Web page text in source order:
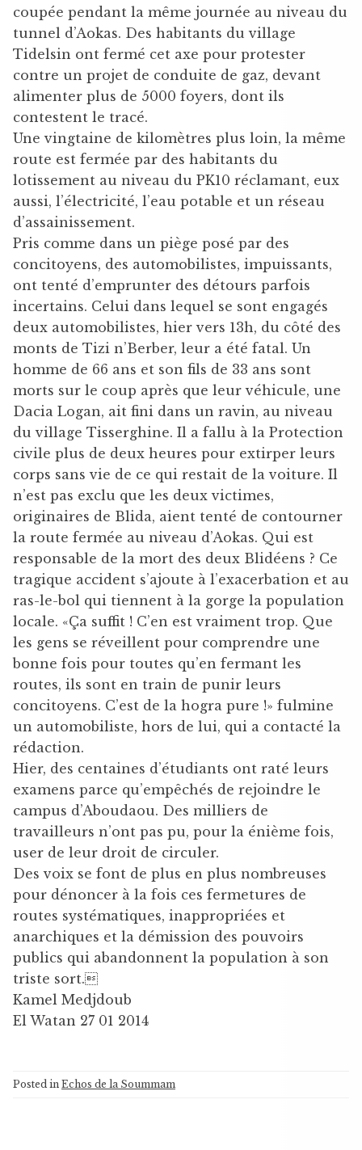
coupée pendant la même journée au niveau du
tunnel d’Aokas. Des habitants du village
Tidelsin ont fermé cet axe pour protester
contre un projet de conduite de gaz, devant
alimenter plus de 5000 foyers, dont ils
contestent le tracé.
Une vingtaine de kilomètres plus loin, la même
route est fermée par des habitants du
lotissement au niveau du PK10 réclamant, eux
aussi, l’électricité, l’eau potable et un réseau
d’assainissement.
Pris comme dans un piège posé par des
concitoyens, des automobilistes, impuissants,
ont tenté d’emprunter des détours parfois
incertains. Celui dans lequel se sont engagés
deux automobilistes, hier vers 13h, du côté des
monts de Tizi n’Berber, leur a été fatal. Un
homme de 66 ans et son fils de 33 ans sont
morts sur le coup après que leur véhicule, une
Dacia Logan, ait fini dans un ravin, au niveau
du village Tisserghine. Il a fallu à la Protection
civile plus de deux heures pour extirper leurs
corps sans vie de ce qui restait de la voiture. Il
n’est pas exclu que les deux victimes,
originaires de Blida, aient tenté de contourner
la route fermée au niveau d’Aokas. Qui est
responsable de la mort des deux Blidéens ? Ce
tragique accident s’ajoute à l’exacerbation et au
ras-le-bol qui tiennent à la gorge la population
locale. «Ça suffit ! C’en est vraiment trop. Que
les gens se réveillent pour comprendre une
bonne fois pour toutes qu’en fermant les
routes, ils sont en train de punir leurs
concitoyens. C’est de la hogra pure !» fulmine
un automobiliste, hors de lui, qui a contacté la
rédaction.
Hier, des centaines d’étudiants ont raté leurs
examens parce qu’empêchés de rejoindre le
campus d’Aboudaou. Des milliers de
travailleurs n’ont pas pu, pour la énième fois,
user de leur droit de circuler.
Des voix se font de plus en plus nombreuses
pour dénoncer à la fois ces fermetures de
routes systématiques, inappropriées et
anarchiques et la démission des pouvoirs
publics qui abandonnent la population à son
triste sort.
Kamel Medjdoub
El Watan 27 01 2014
Posted in Echos de la Soummam